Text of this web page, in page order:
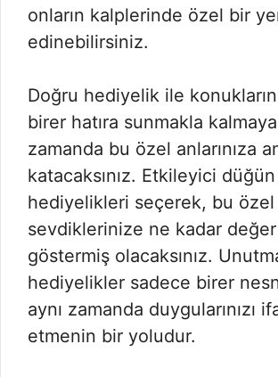
onların kalplerinde özel bir
edinebilirsiniz.
Doğru hediyelik ile
birer hatıra sunmakla
zamanda bu özel anlarınıza
katacaksınız. Etkileyici düğün
hediyelikleri seçerek, bu
sevdiklerinize ne kadar
göstermiş olacaksınız.
hediyelikler sadece birer
aynı zamanda duygularınızı
etmenin bir yoludur.